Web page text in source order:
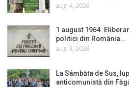
aug. 4, 2026
1 august 1964.
politici din România…
aug. 3, 2026
La Sâmbăta de Sus,
anticomunistă din